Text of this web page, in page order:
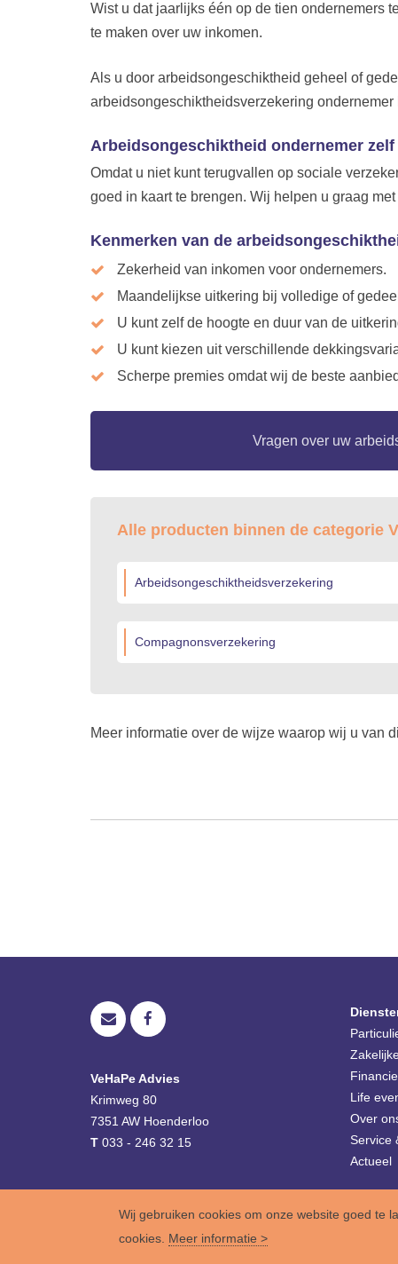
Wij gebruiken cookies om onze website goed te
cookies. Meer informatie >
Wist u dat jaarlijks één op de tien ondernemers
te maken over uw inkomen.
Als u door arbeidsongeschiktheid geheel of
arbeidsongeschiktheidsverzekering
Arbeidsongeschiktheid ondernemer zelf
Omdat u niet kunt terugvallen op sociale
goed in kaart te brengen. Wij helpen u graag
Kenmerken van de
Zekerheid van inkomen voor ondernemers.
Maandelijkse uitkering bij volledige of
U kunt zelf de hoogte en duur van de
U kunt kiezen uit verschillende
Scherpe premies omdat wij de beste
Vragen over uw
Alle producten binnen de categorie
Arbeidsongeschiktheidsverzekering
Compagnonsverzekering
Meer informatie over de wijze waarop wij u van
VeHaPe Advies
Krimweg 80
7351 AW Hoenderloo
T 033 - 246 32 15
Life
Over
Service
Actueel